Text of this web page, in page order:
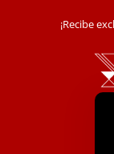
¡Recibe